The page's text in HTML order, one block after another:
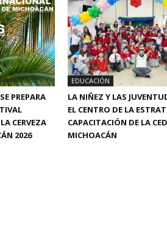
PREPARA
CERVEZA
2026
EDUCACIÓN
LA NIÑEZ Y LAS
EL CENTRO DE LA
CAPACITACIÓN DE LA
MICHOACÁN